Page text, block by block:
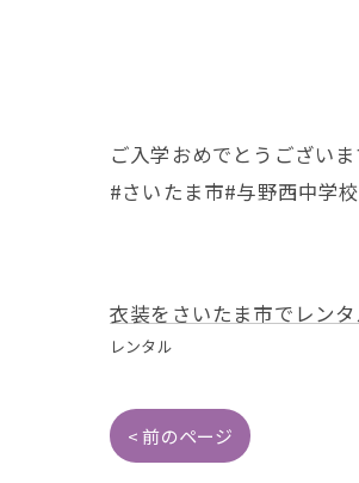
ご入学おめでとうござい
#さいたま市#与野西中学
衣装をさいたま市でレン
レンタル
< 前のページ